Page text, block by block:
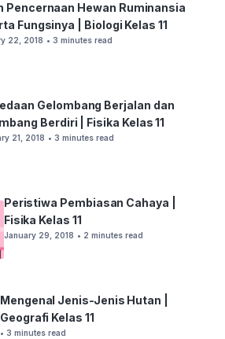
Pencernaan Hewan Ruminansia
Fungsinya | Biologi Kelas 11
22, 2018 • 3 minutes read
Gelombang Berjalan dan
Berdiri | Fisika Kelas 11
21, 2018 • 3 minutes read
Peristiwa Pembiasan Cahaya |
Fisika Kelas 11
January 29, 2018 • 2 minutes read
Mengenal Jenis-Jenis Hutan |
Geografi Kelas 11
• 3 minutes read